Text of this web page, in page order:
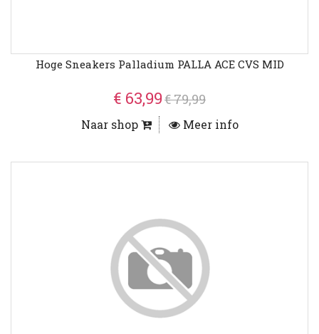
Hoge Sneakers Palladium PALLA ACE CVS MID
€ 63,99€ 79,99
Naar shop Meer info